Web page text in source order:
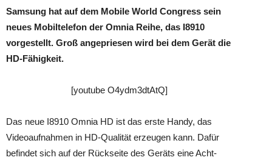
Samsung hat auf dem Mobile World Congress sein
neues Mobiltelefon der Omnia Reihe, das I8910
vorgestellt. Groß angepriesen wird bei dem Gerät die
HD-Fähigkeit.
[youtube O4ydm3dtAtQ]
Das neue I8910 Omnia HD ist das erste Handy, das
Videoaufnahmen in HD-Qualität erzeugen kann. Dafür
befindet sich auf der Rückseite des Geräts eine Acht-